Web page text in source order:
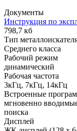
Документы
Инструкция по
798,7 кб
Тип
Среднего класса
Рабочий режим
динамический
Рабочая частота
3кГц, 7кГц, 14кГц
Встроенные
мгновенно
поиска
Дисплей